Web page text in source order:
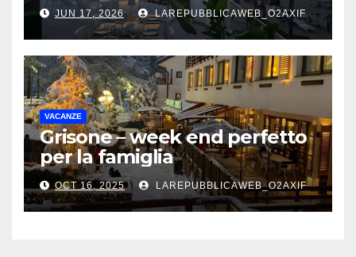
JUN 17, 2026 LAREPUBBLICAWEB_O2AXIF
VACANZE
Grisone – week end perfetto
per la famiglia
OCT 16, 2025 LAREPUBBLICAWEB_O2AXIF